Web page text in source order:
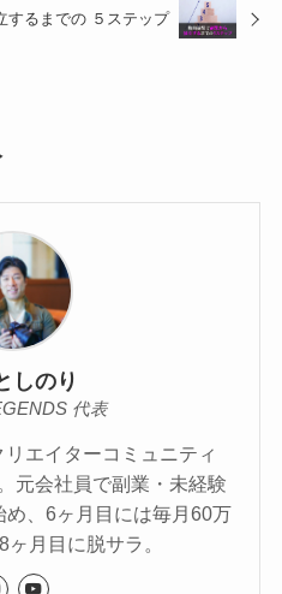
するまでの ５ステップ
しのり
代表
エイターコミュニティ
元会社員で副業・未経験
、6ヶ月目には毎月60万
月目に脱サラ。